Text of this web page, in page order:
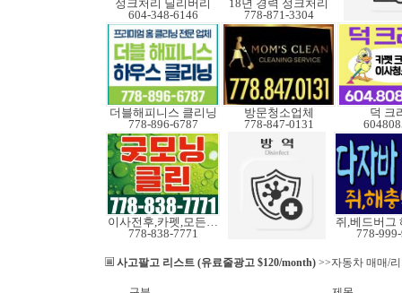
정크처리 딜리버리
604-348-6146
18년 경력 정크처리
778-871-3304
더블해피니스 클리닝
778-896-6787
방문청소업체
778-847-0131
덕 크
이사전후,카펫,모든청소
778-838-7771
778-
사고팔고 리스트 (유료줄광고 $120/month) >>자동차 매매/